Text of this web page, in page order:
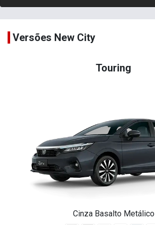
Versões New City
Touring
Cinza Basalto Metálico